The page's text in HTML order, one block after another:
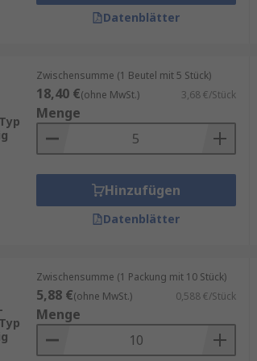
Sie finden Anwendung in:
der Scheinwerfer und
ausgesetzt, was
Assistenzsystemen
dass diese Systeme jederzeit
Kfz-Steckverbindergehäuse immer
die eine zuverlässige
die Entwicklung von noch
Datenblätter
Zwischensumme (1 Beutel mit 5 Stück)
18,40 €(ohne MwSt.) 3,68 €/Stück
Menge
Hinzufügen
Datenblätter
Zwischensumme (1 Packung mit 10 Stück)
5,88 €(ohne MwSt.) 0,588 €/Stück
Menge